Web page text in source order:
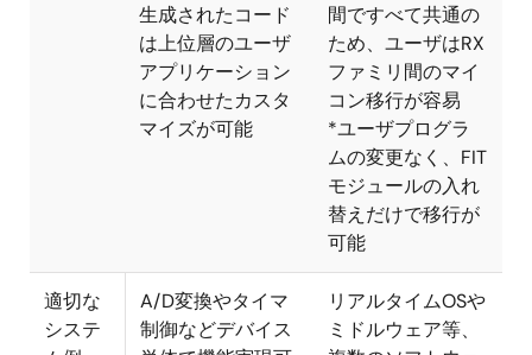
生成されたコード
は上位層のユーザ
アプリケーション
に合わせたカスタ
マイズが可能
間ですべて共通の
ため、ユーザはRX
ファミリ間のマイ
コン移行が容易
*ユーザプログラ
ムの変更なく、FIT
モジュールの入れ
替えだけで移行が
可能
適切な
システ
A/D変換やタイマ
制御などデバイス
リアルタイムOSや
ミドルウェア等、